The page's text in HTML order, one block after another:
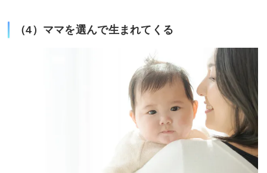
（4）ママを選んで生まれてくる